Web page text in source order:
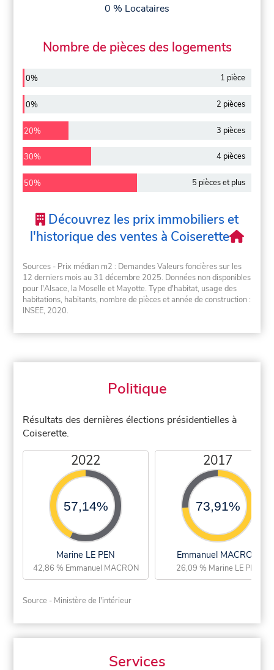
0 % Locataires
Nombre de pièces des logements
0% 1 pièce
0% 2 pièces
20% 3 pièces
30% 4 pièces
50% 5 pièces et plus
Découvrez les prix immobiliers et
l'historique des ventes à Coiserette
Sources - Prix médian m2 : Demandes Valeurs foncières sur les
12 derniers mois au 31 décembre 2025. Données non disponibles
pour l'Alsace, la Moselle et Mayotte. Type d'habitat, usage des
habitations, habitants, nombre de pièces et année de construction :
INSEE, 2020.
Politique
Résultats des dernières élections présidentielles à
Coiserette.
2022
57,14%
Marine LE PEN
42,86 % Emmanuel MACRON
2017
73,91%
Emmanuel MACRON
26,09 % Marine LE PEN
Source - Ministère de l'intérieur
Services